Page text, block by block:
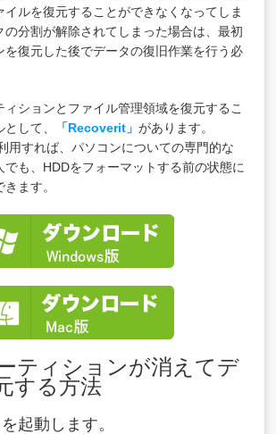
イルを復元することができなくなってしま
の分割が解除されてしまった場合は、最初
を復元した後でデータの復旧作業を行う必
ィションとファイル管理領域を復元するこ
して、
「Recoverit」があります。
用すれば、パソコンについての専門的な
でも、HDDをフォーマットする前の状態に
ます。
ティションが消えてデ
する方法
起動します。